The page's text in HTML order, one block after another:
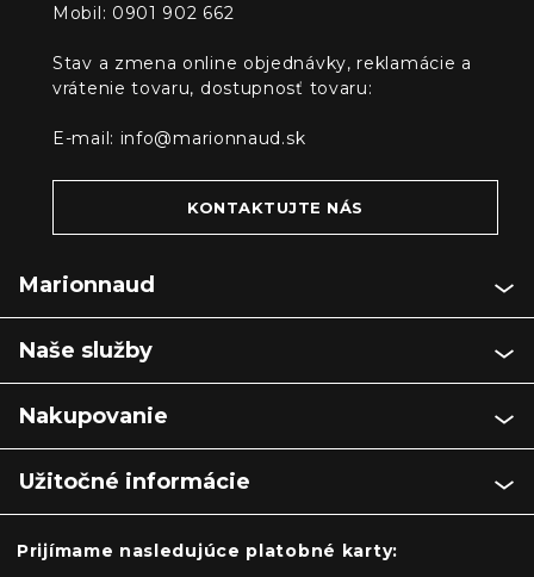
Mobil: 0901 902 662
Stav a zmena online objednávky, reklamácie a
vrátenie tovaru, dostupnosť tovaru:
E-mail: info@marionnaud.sk
KONTAKTUJTE NÁS
Marionnaud
Naše služby
Nakupovanie
Užitočné informácie
Prijímame nasledujúce platobné karty: